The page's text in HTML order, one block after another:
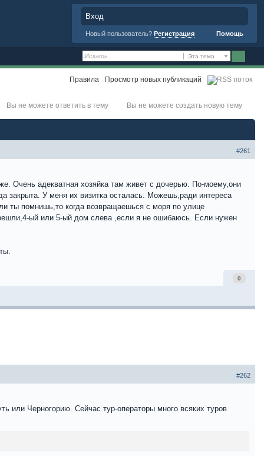
Вход
Новый пользователь? Регистрация Помощь
Эта тема
Правила Просмотр новых публикаций
Вы не можете создать новую тему
Вы не можете ответить в тему
#261
Очень адекватная хозяйка там живет с дочерью. По-моему,они
закрыта. У меня их визитка осталась. Можешь,ради интереса
ты помнишь,то когда возвращаешься с моря по улице
ый или 5-ый дом слева ,если я не ошибаюсь. Если нужен
0
#262
Черногорию. Сейчас тур-операторы много всяких туров